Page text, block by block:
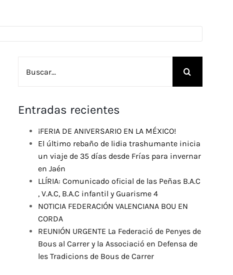
Entradas recientes
¡FERIA DE ANIVERSARIO EN LA MÉXICO!
El último rebaño de lidia trashumante inicia
un viaje de 35 días desde Frías para invernar
en Jaén
LLÍRIA: Comunicado oficial de las Peñas B.A.C
, V.A.C, B.A.C infantil y Guarisme 4
NOTICIA FEDERACIÓN VALENCIANA BOU EN
CORDA
REUNIÓN URGENTE La Federació de Penyes de
Bous al Carrer y la Associació en Defensa de
les Tradicions de Bous de Carrer